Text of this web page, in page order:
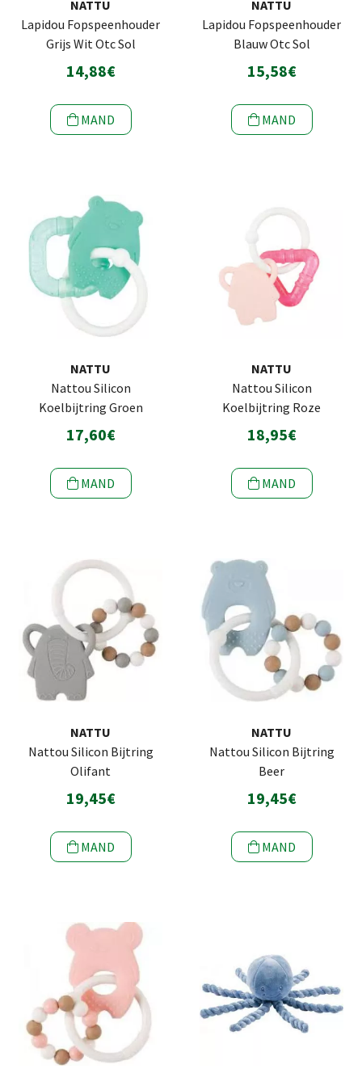
NATTU
Lapidou Fopspeenhouder
Grijs Wit Otc Sol
14,88€
MAND
NATTU
Lapidou Fopspeenhouder
Blauw Otc Sol
15,58€
MAND
NATTU
Nattou Silicon
Koelbijtring Groen
17,60€
MAND
NATTU
Nattou Silicon
Koelbijtring Roze
18,95€
MAND
NATTU
Nattou Silicon Bijtring
Olifant
19,45€
MAND
NATTU
Nattou Silicon Bijtring
Beer
19,45€
MAND